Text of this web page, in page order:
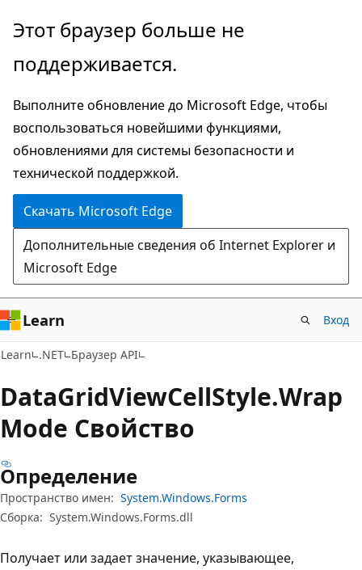
Пропустить
перейти
основному
содержимому
Переход
навигации
странице
Этот браузер больше не
поддерживается.
Выполните обновление до Microsoft Edge, чтобы
воспользоваться новейшими функциями,
обновлениями для системы безопасности и
технической поддержкой.
Скачать Microsoft Edge
Дополнительные сведения об Internet Explorer и
Microsoft Edge
Learn Вход
Learn .NET Браузер API
DataGridViewCellStyle.Wrap
Mode Свойство
Определение
Пространство имен: System.Windows.Forms
Сборка: System.Windows.Forms.dll
Получает или задает значение, указывающее,